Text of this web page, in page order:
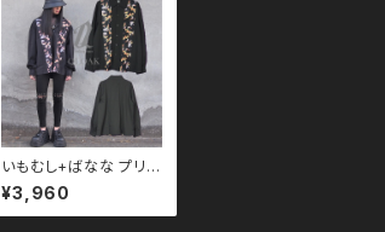
いもむし+ばなな プリン
ト 長袖 シャツ qto110
092 ユニセックス ブ
ラックコーデ 黒コーデ
¥3,960